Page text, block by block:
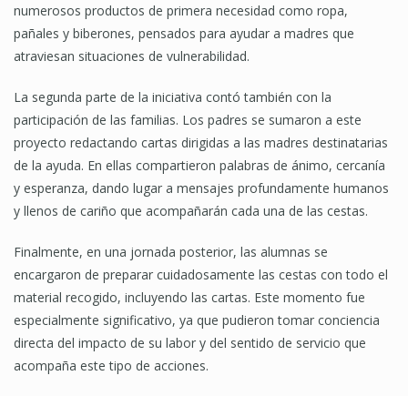
numerosos productos de primera necesidad como ropa,
pañales y biberones, pensados para ayudar a madres que
atraviesan situaciones de vulnerabilidad.
La segunda parte de la iniciativa contó también con la
participación de las familias. Los padres se sumaron a este
proyecto redactando cartas dirigidas a las madres destinatarias
de la ayuda. En ellas compartieron palabras de ánimo, cercanía
y esperanza, dando lugar a mensajes profundamente humanos
y llenos de cariño que acompañarán cada una de las cestas.
Finalmente, en una jornada posterior, las alumnas se
encargaron de preparar cuidadosamente las cestas con todo el
material recogido, incluyendo las cartas. Este momento fue
especialmente significativo, ya que pudieron tomar conciencia
directa del impacto de su labor y del sentido de servicio que
acompaña este tipo de acciones.